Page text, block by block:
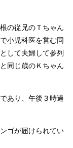
の従兄のＴちゃん
小児科医を営む同
して夫婦して参列
同じ歳のＫちゃん
あり、午後３時過
ゴが届けられてい